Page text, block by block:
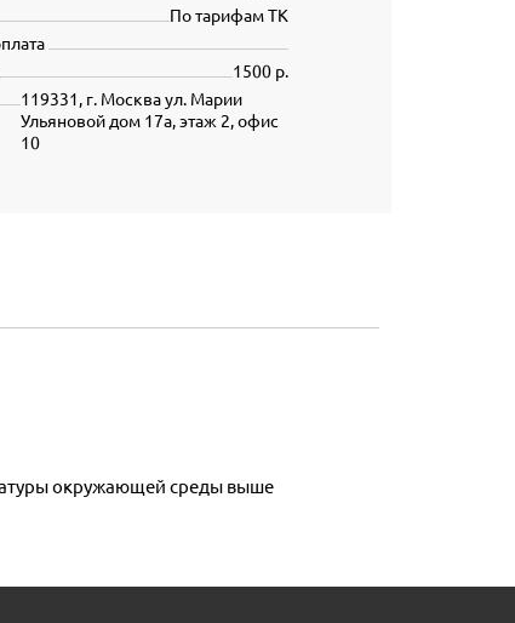
По тарифам ТК
1500 р.
119331, г. Москва ул. Марии
Ульяновой дом 17а, этаж 2, офис
10